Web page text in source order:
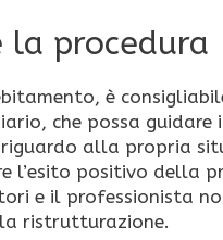
procedura
è
che possa guidare
alla propria
positivo della
e il professionista
ristrutturazione.